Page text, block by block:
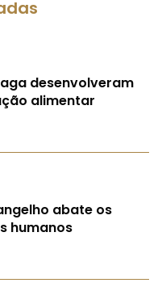
desenvolveram
alimentar
abate os
humanos